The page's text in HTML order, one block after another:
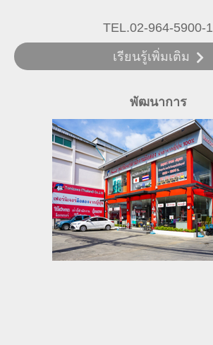
TEL.02-964-5900-1
เรียนรู้เพิ่มเติม
พัฒนาการ